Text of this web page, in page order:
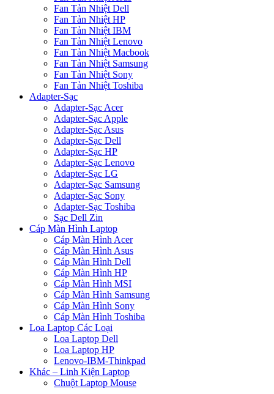
Fan Tản Nhiệt Dell
Fan Tản Nhiệt HP
Fan Tản Nhiệt IBM
Fan Tản Nhiệt Lenovo
Fan Tản Nhiệt Macbook
Fan Tản Nhiệt Samsung
Fan Tản Nhiệt Sony
Fan Tản Nhiệt Toshiba
Adapter-Sạc
Adapter-Sạc Acer
Adapter-Sạc Apple
Adapter-Sạc Asus
Adapter-Sạc Dell
Adapter-Sạc HP
Adapter-Sạc Lenovo
Adapter-Sạc LG
Adapter-Sạc Samsung
Adapter-Sạc Sony
Adapter-Sạc Toshiba
Sạc Dell Zin
Cáp Màn Hình Laptop
Cáp Màn Hình Acer
Cáp Màn Hình Asus
Cáp Màn Hình Dell
Cáp Màn Hình HP
Cáp Màn Hình MSI
Cáp Màn Hình Samsung
Cáp Màn Hình Sony
Cáp Màn Hình Toshiba
Loa Laptop Các Loại
Loa Laptop Dell
Loa Laptop HP
Lenovo-IBM-Thinkpad
Khác – Linh Kiện Laptop
Chuột Laptop Mouse